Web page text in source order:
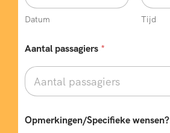
Datum Tijd
i
r
e
)
Aantal passagiers *
Opmerkingen/Specifieke wensen?